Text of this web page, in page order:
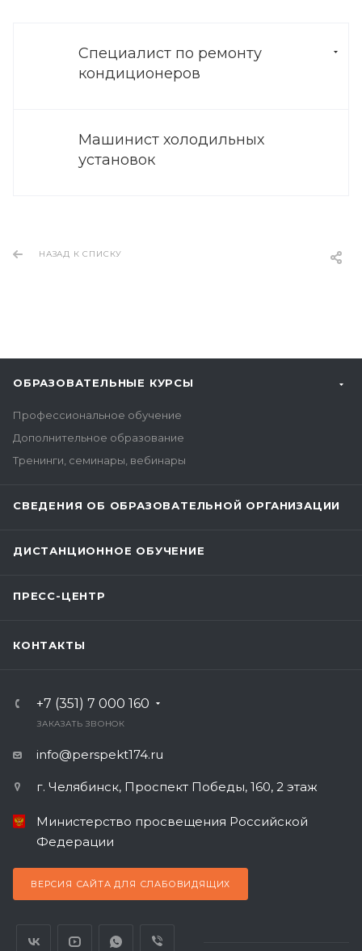
Специалист по ремонту
кондиционеров
Машинист холодильных
установок
НАЗАД К СПИСКУ
ОБРАЗОВАТЕЛЬНЫЕ КУРСЫ
Профессиональное обучение
Дополнительное образование
Тренинги, семинары, вебинары
СВЕДЕНИЯ ОБ ОБРАЗОВАТЕЛЬНОЙ ОРГАНИЗАЦИИ
ДИСТАНЦИОННОЕ ОБУЧЕНИЕ
ПРЕСС-ЦЕНТР
КОНТАКТЫ
+7 (351) 7 000 160
ЗАКАЗАТЬ ЗВОНОК
info@perspekt174.ru
г. Челябинск, Проспект Победы, 160, 2 этаж
Министерство просвещения Российской
Федерации
ВЕРСИЯ САЙТА ДЛЯ СЛАБОВИДЯЩИХ